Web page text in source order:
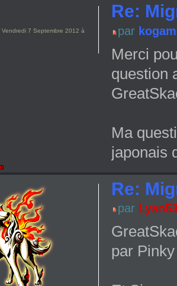
Re:
par
Merci
question
Ma
japonais
Vendredi 7 Septembre 2012 à
Re:
par
par